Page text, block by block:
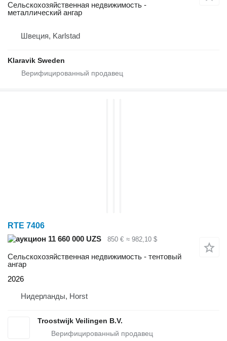
Сельскохозяйственная недвижимость -
металлический ангар
Швеция, Karlstad
Klaravik Sweden
RTE 7406
11 660 000 UZS
850 € ≈ 982,10 $
Сельскохозяйственная недвижимость - тентовый
ангар
2026
Нидерланды, Horst
Troostwijk Veilingen B.V.